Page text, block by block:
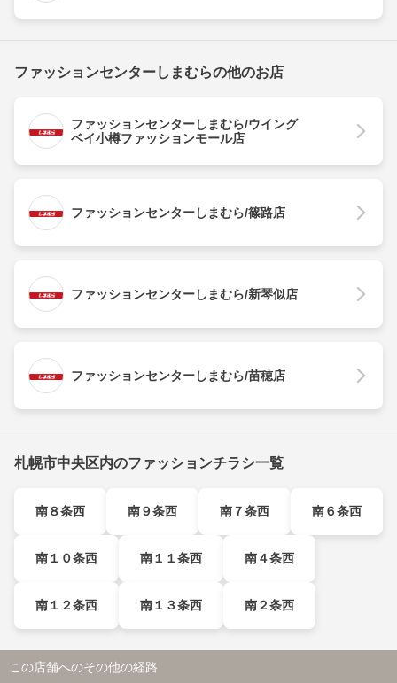
ファッションセンターしまむらの他のお店
ファッションセンターしまむら/ウイング
ベイ小樽ファッションモール店
ファッションセンターしまむら/篠路店
ファッションセンターしまむら/新琴似店
ファッションセンターしまむら/苗穂店
札幌市中央区内のファッションチラシ一覧
南８条西 南９条西 南７条西 南６条西
南１０条西 南１１条西 南４条西
南１２条西 南１３条西 南２条西
この店舗へのその他の経路